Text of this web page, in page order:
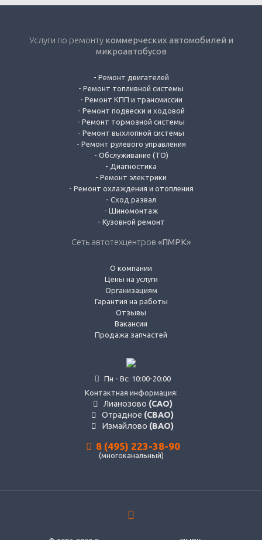
Услуги по ремонту коммерческих автомобилей и
микроавтобусов
- Ремонт двигателей
- Ремонт топливной системы
- Ремонт КПП и трансмиссии
- Ремонт подвески и ходовой
- Ремонт тормозной системы
- Ремонт выхлопной системы
- Ремонт рулевого управления
- Обслуживание (ТО)
- Диагностика
- Ремонт электрики
- Ремонт охлаждения и отопления
- Сход развал
- Шиномонтаж
- Кузовной ремонт
Сеть автотехцентров «ПМРК»
О компании
Цены на услуги
Организациям
Гарантия на работы
Отзывы
Вакансии
Продажа запчастей
Пн - Вс: 10:00-20:00
Контактная информация:
Лианозово (САО)
Отрадное (СВАО)
Измайлово (ВАО)
8 (495) 223-38-90
(многоканальный)